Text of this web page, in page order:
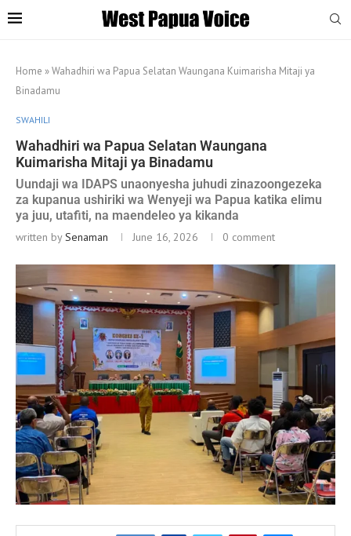
Home »Wahadhiri wa Papua Selatan Waungana Kuimarisha Mitaji ya
Binadamu
SWAHILI
Wahadhiri wa Papua Selatan Waungana
Kuimarisha Mitaji ya Binadamu
Uundaji wa IDAPS unaonyesha juhudi zinazoongezeka
za kupanua ushiriki wa Wenyeji wa Papua katika elimu
ya juu, utafiti, na maendeleo ya kikanda
written bySenaman June 16, 2026 0 comment